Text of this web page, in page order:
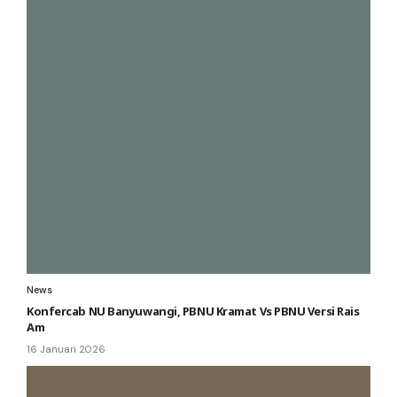
News
Konfercab NU Banyuwangi, PBNU Kramat Vs PBNU Versi Rais
Am
16 Januari 2026